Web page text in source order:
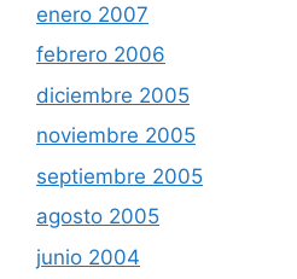
enero 2007
febrero 2006
diciembre 2005
noviembre 2005
septiembre 2005
agosto 2005
junio 2004